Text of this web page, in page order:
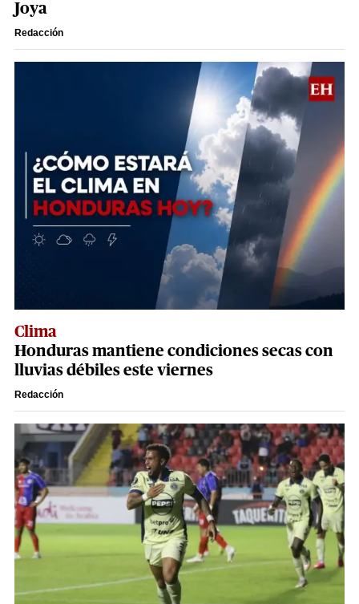
Joya
Redacción
Clima
Honduras mantiene condiciones secas con
lluvias débiles este viernes
Redacción